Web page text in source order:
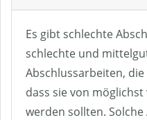
Es gibt schlechte
schlechte und
Abschlussarbeiten,
dass sie von
werden sollten.